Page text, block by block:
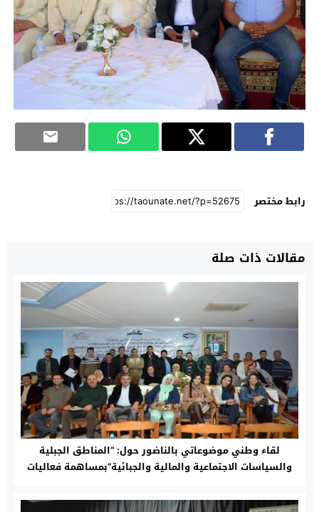
رابط مختصر
مقالات ذات صلة
لقاء وطني موضوعاتي بالناضور حول: “المناطق الجبلية
والسياسات الاجتماعية والمالية والجبائية”بمساهمة فعاليات